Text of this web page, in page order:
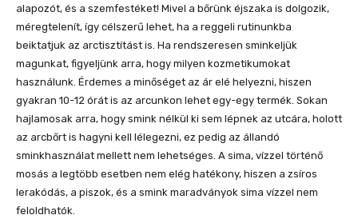
alapozót, és a szemfestéket! Mivel a bőrünk éjszaka is dolgozik,
méregtelenít, így célszerű lehet, ha a reggeli rutinunkba
beiktatjuk az arctisztítást is. Ha rendszeresen sminkeljük
magunkat, figyeljünk arra, hogy milyen kozmetikumokat
használunk. Érdemes a minőséget az ár elé helyezni, hiszen
gyakran 10-12 órát is az arcunkon lehet egy-egy termék. Sokan
hajlamosak arra, hogy smink nélkül ki sem lépnek az utcára, holott
az arcbőrt is hagyni kell lélegezni, ez pedig az állandó
sminkhasználat mellett nem lehetséges. A sima, vízzel történő
mosás a legtöbb esetben nem elég hatékony, hiszen a zsíros
lerakódás, a piszok, és a smink maradványok sima vízzel nem
feloldhatók.